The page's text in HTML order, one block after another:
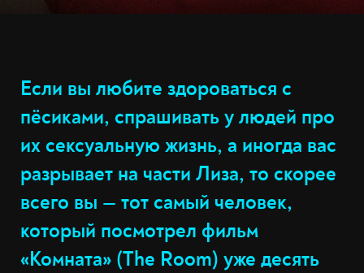
Если вы любите здороваться с
пёсиками, спрашивать у людей про
их сексуальную жизнь, а иногда вас
разрывает на части Лиза, то скорее
всего вы — тот самый человек,
который посмотрел фильм
«Комната» (The Room) уже десять